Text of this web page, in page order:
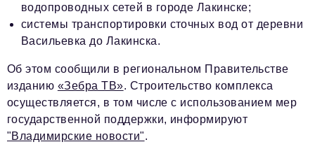
водопроводных сетей в городе Лакинске;
системы транспортировки сточных вод от деревни
Васильевка до Лакинска.
Об этом сообщили в региональном Правительстве
изданию «Зебра ТВ». Строительство комплекса
осуществляется, в том числе с использованием мер
государственной поддержки, информируют
"Владимирские новости".